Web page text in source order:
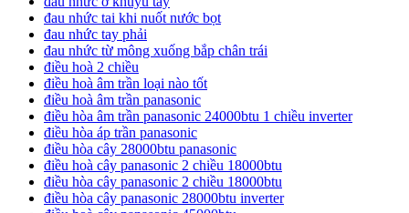
đau nhức tai khi nuốt nước bọt
đau nhức tay phải
đau nhức từ mông xuống bắp chân trái
điều hoà 2 chiều
điều hoà âm trần loại nào tốt
điều hoà âm trần panasonic
điều hòa âm trần panasonic 24000btu 1 chiều inverter
điều hòa áp trần panasonic
điều hòa cây 28000btu panasonic
điều hoà cây panasonic 2 chiều 18000btu
điều hòa cây panasonic 2 chiều 18000btu
điều hòa cây panasonic 28000btu inverter